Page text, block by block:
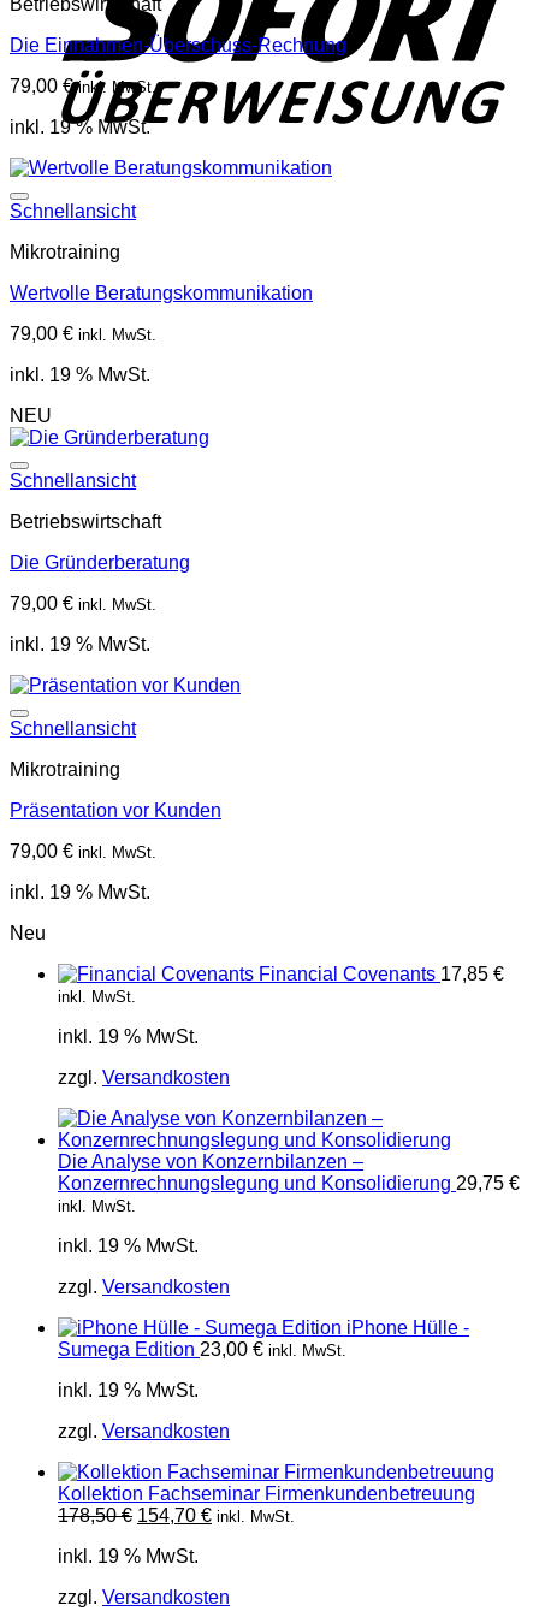
Betriebswirtschaft
Die Einnahmen-Überschuss-Rechnung
79,00 € inkl. MwSt.
inkl. 19 % MwSt.
Schnellansicht
Mikrotraining
Wertvolle Beratungskommunikation
79,00 € inkl. MwSt.
inkl. 19 % MwSt.
NEU
Schnellansicht
Betriebswirtschaft
Die Gründerberatung
79,00 € inkl. MwSt.
inkl. 19 % MwSt.
Schnellansicht
Mikrotraining
Präsentation vor Kunden
79,00 € inkl. MwSt.
inkl. 19 % MwSt.
Neu
Financial Covenants 17,85 €
inkl. MwSt.
inkl. 19 % MwSt.
zzgl. Versandkosten
Die Analyse von Konzernbilanzen –
Konzernrechnungslegung und Konsolidierung 29,75 €
inkl. MwSt.
inkl. 19 % MwSt.
zzgl. Versandkosten
iPhone Hülle -
Sumega Edition 23,00 € inkl. MwSt.
inkl. 19 % MwSt.
zzgl. Versandkosten
Kollektion Fachseminar Firmenkundenbetreuung
178,50€ Ursprünglicher
war:
154,70 €Aktueller
inkl. MwSt.
inkl. 19 % MwSt.
zzgl. Versandkosten